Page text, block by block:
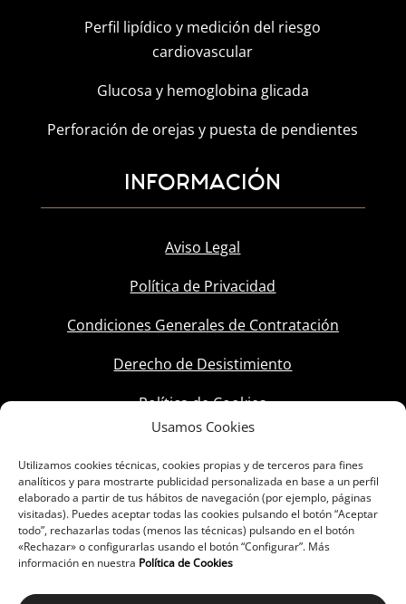
Usamos Cookies
Utilizamos cookies técnicas, cookies propias y de terceros para fines
analíticos y para mostrarte publicidad personalizada en base a un perfil
elaborado a partir de tus hábitos de navegación (por ejemplo, páginas
visitadas). Puedes aceptar todas las cookies pulsando el botón “Aceptar
todo”, rechazarlas todas (menos las técnicas) pulsando en el botón
«Rechazar» o configurarlas usando el botón “Configurar”. Más
información en nuestra Política de Cookies
Perfil lipídico y medición del riesgo
cardiovascular
Glucosa y hemoglobina glicada
Perforación de orejas y puesta de pendientes
INFORMACIÓN
Aviso Legal
Política de Privacidad
Condiciones Generales de Contratación
Derecho de Desistimiento
Política de Cookies